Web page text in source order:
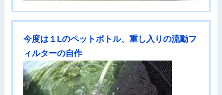
今度は１Lのペットボトル、重し入りの流動フ
ィルターの自作